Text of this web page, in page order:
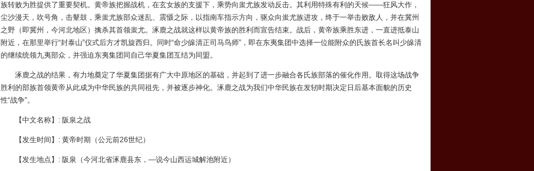
族转败为胜提供了重要契机。黄帝族把握战机，在玄女族的支援下，乘势向蚩尤族发动反击。其利用特殊有利的天候——狂风大作，
尘沙漫天，吹号角，击鼙鼓，乘蚩尤族部众迷乱、震慑之际，以指南车指示方向，驱众向蚩尤族进攻，终于一举击败敌人，并在冀州
之野（即冀州，今河北地区）擒杀其首领蚩尤。涿鹿之战就这样以黄帝族的胜利而宣告结束。战后，黄帝族乘胜东进，一直进抵泰山
附近，在那里举行“封泰山”仪式后方才凯旋西归。同时“命少皞清正司马鸟师”，即在东夷集团中选择一位能附众的氏族首长名叫少皞清
的继续统领九夷部众，并强迫东夷集团同自己华夏集团互结为同盟。
涿鹿之战的结果，有力地奠定了华夏集团据有广大中原地区的基础，并起到了进一步融合各氏族部落的催化作用。取得这场战争
胜利的部族首领黄帝从此成为中华民族的共同祖先，并被逐步神化。涿鹿之战为我们中华民族在发轫时期决定日后基本面貌的历史
性“战争”。
【中文名称】: 阪泉之战
【发生时间】: 黄帝时期（公元前26世纪）
【发生地点】: 阪泉（今河北省涿鹿县东，—说今山西运城解池附近）